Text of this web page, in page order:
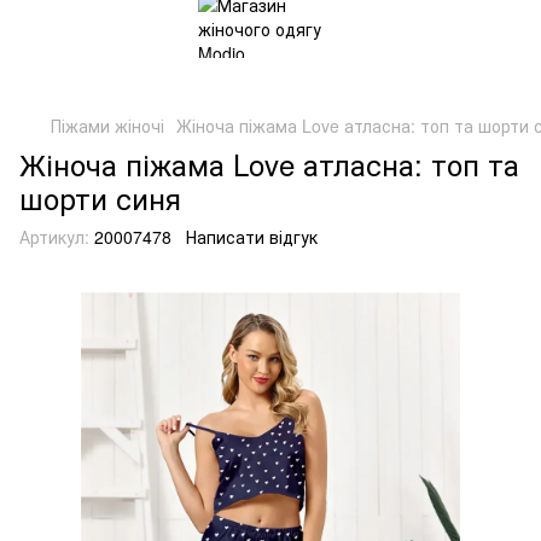
Піжами жіночі Жіноча піжама Love атласна: топ та шорти
Жіноча піжама Love атласна: топ та
шорти синя
Артикул: 20007478 Написати відгук